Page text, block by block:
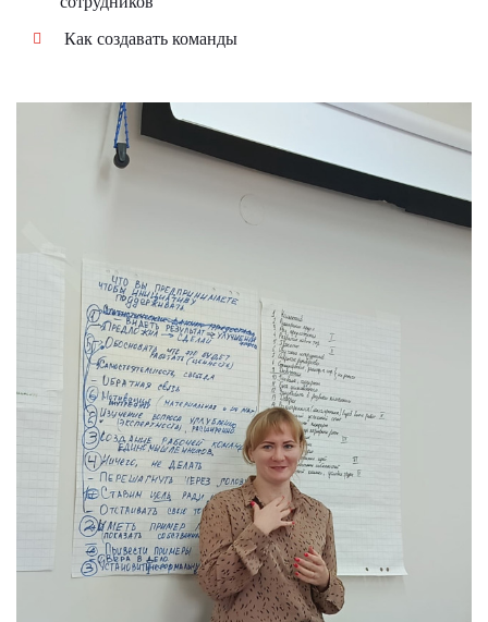
Как создавать команды